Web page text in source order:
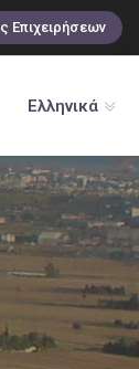
Επιχειρήσεων
Ελληνικά